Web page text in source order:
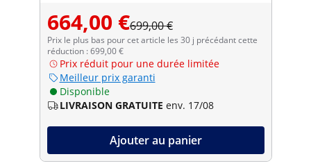
664,00 €699,00 €
Prix le plus bas pour cet article les 30 j précédant cette
réduction : 699,00 €
Prix réduit pour une durée limitée
Meilleur prix garanti
Disponible
LIVRAISON GRATUITE env. 17/08
Ajouter au panier